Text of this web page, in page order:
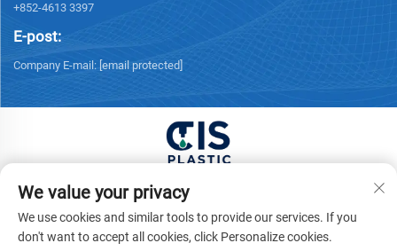
+852-4613 3397
E-post:
Company E-mail: [email protected]
Copyright © 2026 China XUONG HOANG TRADING
COMPANY LIMITED Alla rättigheter förbehållna. -
Integritetspolicy
We value your privacy
We use cookies and similar tools to provide our services. If you
don't want to accept all cookies, click Personalize cookies.